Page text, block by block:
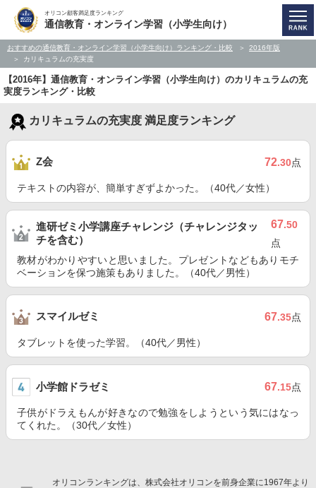
オリコン顧客満足度ランキング
通信教育・オンライン学習（小学生向け）
おすすめの通信教育・オンライン学習（小学生向け）ランキング・比較
2016年版
カリキュラムの充実度
【2016年】通信教育・オンライン学習（小学生向け）のカリキュラムの充
実度ランキング・比較
カリキュラムの充実度 満足度ランキング
Z会 72.30点
テキストの内容が、簡単すぎずよかった。（40代／女性）
進研ゼミ小学講座チャレンジ（チャレンジタッ
チを含む）
67.50
点
教材がわかりやすいと思いました。プレゼントなどもありモチ
ベーションを保つ施策もありました。（40代／男性）
スマイルゼミ 67.35点
タブレットを使った学習。（40代／男性）
小学館ドラゼミ 67.15点
子供がドラえもんが好きなので勉強をしようという気にはなっ
てくれた。（30代／女性）
オリコンランキングは、株式会社オリコンを前身企業に1967年より